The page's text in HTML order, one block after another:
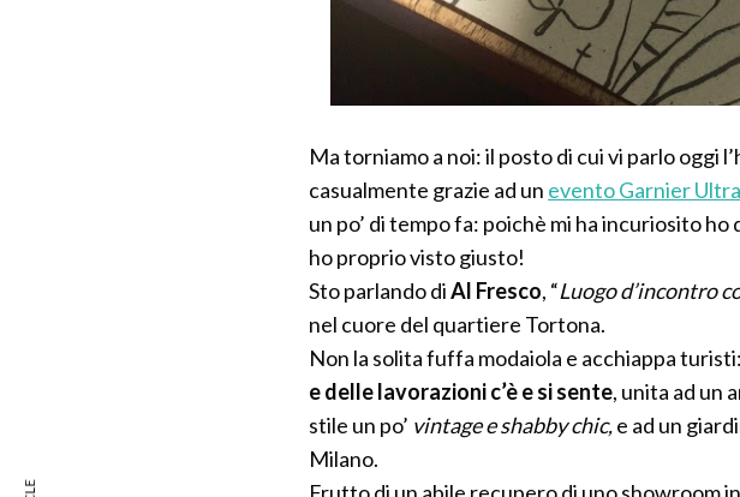
Ma torniamo a noi: il posto di cui vi parlo oggi
casualmente grazie ad un evento Garnier
un po’ di tempo fa: poichè mi ha incuriosito
ho proprio visto giusto!
Sto parlando diAl Fresco, “Luogo d’incontro
nel cuore del quartiere Tortona.
Non la solita fuffa modaiola e acchiappa
e delle lavorazioni c’è e si sente, unita ad un
stile un po’ vintage e shabby chic,e ad un
Milano.